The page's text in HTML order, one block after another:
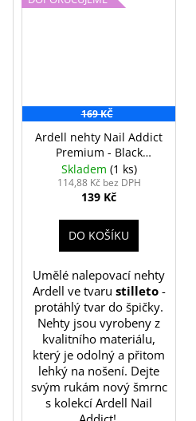
169 KČ
Ardell nehty Nail Addict
Premium - Black
Leopard
Skladem (1 ks)
114,88 Kč bez DPH
139 Kč
DO KOŠÍKU
Umělé nalepovací nehty
Ardell ve tvaru stilleto-
protáhlý tvar do špičky.
Nehty jsou vyrobeny z
kvalitního materiálu,
který je odolný a přitom
lehký na nošení. Dejte
svým rukám nový šmrnc
s kolekcí Ardell Nail